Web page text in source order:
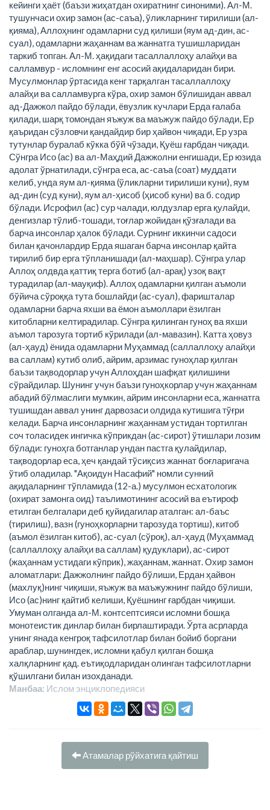
кейинги ҳаёт (баъзи жиҳатдан охиратнинг синоними). Ал-М.
тушунчаси охир замон (ас-саъа), ўликларнинг тирилиши (ал-
қияма), Аллоҳнинг одамларни суд қилиши (яум ад-дин, ас-
суал), одамларни жаҳаннам ва жаннатга тушишларидан
таркиб топган. Ал-М. ҳақидаги тасаллаллоҳу алайҳи ва
салламвур - исломнинг енг асосий ақидаларидан бири.
Мусулмонлар ўртасида кенг тарқалган тасаллаллоҳу
алайҳи ва салламвурга кўра, охир замон бўлишидан аввал
ад-Дажжол пайдо бўлади, ёвузлик кучлари Ерда ғалаба
қилади, шарқ томондан яъжуж ва маъжуж пайдо бўлади, Ер
қаъридан сўзловчи қандайдир бир ҳайвон чиқади, Ер узра
тутунлар буралаб кўкка бўй чўзади, Қуёш ғарбдан чиқади.
Сўнгра Исо (ас) ва ал-Маҳдий Дажжолни енгишади, Ер юзида
адолат ўрнатилади, сўнгра еса, ас-саъа (соат) муддати
келиб, унда яум ал-қияма (ўликларни тирилиши куни), яум
ад-дин (суд куни), яум ал-ҳисоб (ҳисоб куни) ва б. содир
бўлади. Исрофил (ас) сур чалади, юлдузлар ерга қулайди,
денгизлар тўлиб-тошади, тоғлар жойидан қўзғалади ва
барча инсонлар ҳалок бўлади. Сурнинг иккинчи садоси
билан қачонлардир Ерда яшаган барча инсонлар қайта
тирилиб бир ерга тўпланишади (ал-маҳшар). Сўнгра улар
Аллоҳ олдвда қаттиқ терга ботиб (ал-арақ) узоқ вақт
турадилар (ал-мауқиф). Аллоҳ одамларни қилган аъмоли
бўйича сўроққа тута бошлайди (ас-суал), фаришталар
одамларни барча яхши ва ёмон аъмоллари ёзилган
китобларни келтирадилар. Сўнгра қилинган гуноҳ ва яхши
аъмол тарозуга тортиб кўрилади (ал-мавазин). Катта ҳовуз
(ал-ҳауд) ёнида одамларни Муҳаммад (саллаллоҳу алайҳи
ва саллам) кутиб олиб, айрим, арзимас гуноҳлар қилган
баъзи тақводорлар учун Аллоҳдан шафқат қилишини
сўрайдилар. Шунинг учун баъзи гуноҳкорлар учун жаҳаннам
абадий бўлмаслиги мумкин, айрим инсонларни еса, жаннатга
тушишдан аввал унинг дарвозаси олдида кутишига тўғри
келади. Барча инсонларнинг жаҳаннам устидан тортилган
соч толасидек ингичка кўприкдан (ас-сирот) ўтишлари лозим
бўлади: гуноҳга ботганлар ундан пастга қулайдилар,
тақводорлар еса, ҳеч қандай тўсиқсиз жаннат боғларигача
ўтиб оладилар. "Ақоидун Насафий" номли сунний
ақидаларнинг тўпламида (12-а.) мусулмон есхатологик
(охират замонга оид) таълимотининг асосий ва еътироф
етилган белгалари деб қуйидагилар аталган: ал-баъс
(тирилиш), вазн (гуноҳкорларни тарозуда тортиш), китоб
(аъмол ёзилган китоб), ас-суал (сўроқ), ал-ҳауд (Муҳаммад
(саллаллоҳу алайҳи ва саллам) қудуклари), ас-сирот
(жаҳаннам устидаги кўприк), жаҳаннам, жаннат. Охир замон
аломатлари: Дажжолнинг пайдо бўлиши, Ердан ҳайвон
(махлуқ)нинг чиқиши, яъжуж ва маъжужнинг пайдо бўлиши,
Исо (ас)нинг қайтиб келиши, Қуёшнинг ғарбдан чиқиши.
Умуман олганда ал-М. контсептсияси исломни бошқа
монотеистик динлар билан бирлаштиради. Ўрта асрларда
унинг янада кенгроқ тафсилотлар билан бойиб боргани
араблар, шунингдек, исломни қабул қилган бошқа
халқларнинг қад. еътиқодларидан олинган тафсилотларни
қўшилгани билан изохданади.
Манбаа: Ислом энциклопeдияси
Атамалар рўйхатига қайтиш